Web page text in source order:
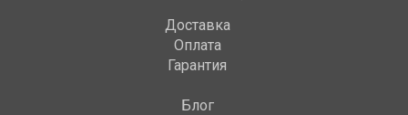
Доставка
Оплата
Гарантия
Блог